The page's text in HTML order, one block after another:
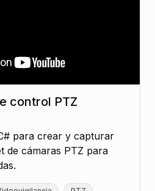
control PTZ
para crear y capturar
de cámaras PTZ para